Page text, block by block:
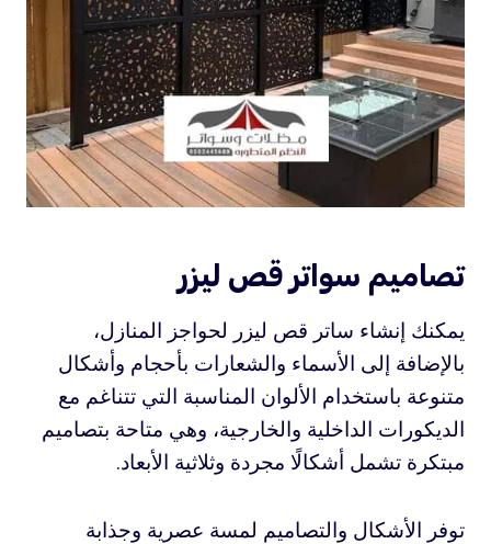
تصاميم سواتر قص ليزر
يمكنك إنشاء ساتر قص ليزر لحواجز المنازل،
بالإضافة إلى الأسماء والشعارات بأحجام وأشكال
متنوعة باستخدام الألوان المناسبة التي تتناغم مع
الديكورات الداخلية والخارجية، وهي متاحة بتصاميم
مبتكرة تشمل أشكالًا مجردة وثلاثية الأبعاد.
توفر الأشكال والتصاميم لمسة عصرية وجذابة